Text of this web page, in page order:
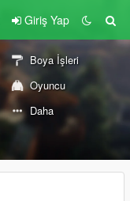
Giriş Yap
Boya İşleri
Oyuncu
Daha